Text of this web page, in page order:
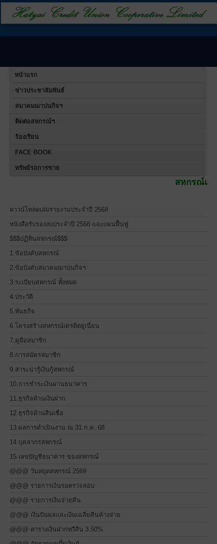
หน้าแรก
ข่าวประชาสัมพันธ์
สมาคมฌาปนกิจฯ
ติดต่อสหกรณ์ฯ
ร้องเรียน
FACE BOOK
ทรัพย์รอการขาย
สหกรณ์เครดิตยูเนี่ยน
ดาวน์โหลดเล่มรายงานประจำปี 2568
หนังสือรับรองงบประจำปี 2568 และแผนฟื้นฟู
$$$ปฏิทินสหกรณ์$$$
1.ข้อบังคับสหกรณ์
2.ข้อบังคับสมาคมฌาปนกิจฯ
3.ระเบียบสหกรณ์ ทั้งหมด
4.ประวัติ
5.พันธกิจ
6.โครงสร้างสหกรณ์เครดิตยูเนี่ยน
7.คู่มือสมาชิก
8.การสมัครสมาชิก
9.สาระน่ารู้เงินกู้สหกรณ์
10.การชำระเงินผ่านธนาคาร
11.ธุรกิจด้านเงินฝาก
12.ธุรกิจด้านสินเชื่อ
13.ผลการดำเนินงาน ณ 31 ก.ค. 68
14.บุคลากรสหกรณ์
15.เลขบัญชีธนาคาร ของสหกรณ์
@@@ วันหยุดสหกรณ์ 2569
@@@ รายการเงินรอตรวจสอบ
@@@ รายการเงินจ่ายคืน
@@@ เงินปันผลและเงินเฉลี่ยคืนค้างจ่าย
@@@ ตารางเงินฝากทวีสิน 3.50%